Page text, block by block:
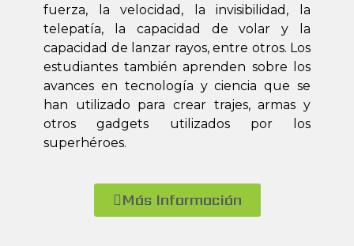
fuerza, la velocidad, la invisibilidad, la
telepatía, la capacidad de volar y la
capacidad de lanzar rayos, entre otros. Los
estudiantes también aprenden sobre los
avances en tecnología y ciencia que se
han utilizado para crear trajes, armas y
otros gadgets utilizados por los
superhéroes.
Más Información